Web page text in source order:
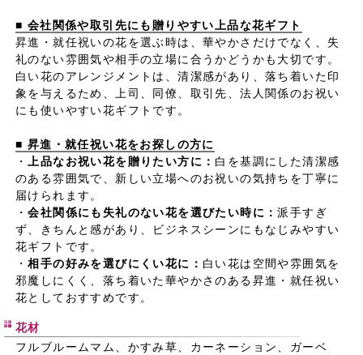
■ 会社関係や取引先にも贈りやすい上品な花ギフト
昇進・就任祝いの花を選ぶ時は、華やかさだけでなく、失
礼のない雰囲気や相手の立場に合うかどうかも大切です。
白い花のアレンジメントは、清潔感があり、落ち着いた印
象を与えるため、上司、同僚、取引先、法人関係のお祝い
にも使いやすい花ギフトです。
■ 昇進・就任祝い花をお探しの方に
・
上品なお祝い花を贈りたい方に： 白を基調にした清潔感
のある雰囲気で、新しい立場へのお祝いの気持ちを丁寧に
届けられます。
・会社関係にも失礼のない花を選びたい時に：派手すぎ
ず、きちんと感があり、ビジネスシーンにもなじみやすい
花ギフトです。
・相手の好みを選びにくい花に： 白い花は空間や雰囲気を
邪魔しにくく、落ち着いた華やかさのある昇進・就任祝い
花としておすすめです。
花材
フルブルームマム、かすみ草、カーネーション、ガーベ